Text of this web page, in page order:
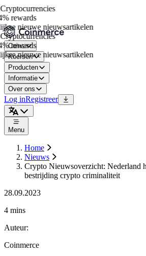
rewards
nieuwe nieuwsartikelen
rewards
nieuwe nieuwsartikelen
Coins
Koersen
Producten
Informatie
Over ons
Log inRegistreer
Menu
Home
Nieuws
Crypto Nieuwsoverzicht: Nederland
bestrijding crypto criminaliteit
28.09.2023
4 mins
Auteur:
Coinmerce